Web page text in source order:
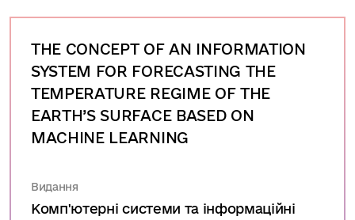
THE CONCEPT OF AN INFORMATION
SYSTEM FOR FORECASTING THE
TEMPERATURE REGIME OF THE
EARTH’S SURFACE BASED ON
MACHINE LEARNING
Видання
Комп'ютерні системи та інформаційні